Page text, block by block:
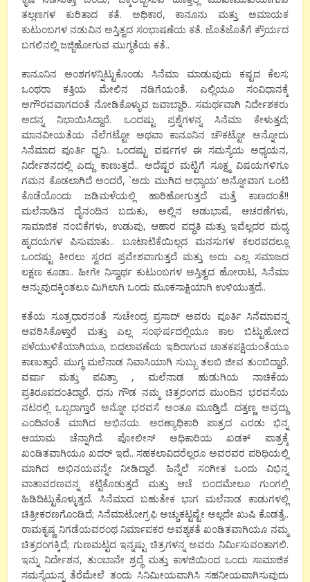
ತಲ್ಲಣಗಳ ಕುರಿತಾದ ಕತೆ. ಅಧಿಕಾರ, ಕಾನೂನು ಮತ್ತು ಅಮಾಯಕ
ಕುಟುಂಬಗಳ ನಡುವಿನ ಅಸ್ತಿತ್ವದ ಸಂಭಾಷಣೆಯ ಕತೆ. ಜೊತೆಜೊತೆಗೆ ಕ್ರೌರ್ಯದ
ಬಗಲಿನಲ್ಲಿ ಜಜ್ಜಿಹೋಗುವ ಮುಗ್ಧತೆಯ ಕತೆ..
ಕಾನೂನಿನ ಅಂಶಗಳನ್ನಿಟ್ಟುಕೊಂಡು ಸಿನೆಮಾ ಮಾಡುವುದು ಕಷ್ಟದ ಕೆಲಸ;
ಒಂಥರಾ ಕತ್ತಿಯ ಮೇಲಿನ ನಡಿಗೆಯಂತೆ. ಎಲ್ಲಿಯೂ ಸಂವಿಧಾನಕ್ಕೆ
ಅಗೌರವವಾಗದಂತೆ ನೋಡಿಕೊಳ್ಳುವ ಜವಾಬ್ದಾರಿ.. ಸಮರ್ಥವಾಗಿ ನಿರ್ದೇಶಕರು
ಅದನ್ನ ನಿಭಾಯಿಸಿದ್ದಾರೆ. ಒಂದಷ್ಟು ಪ್ರಶ್ನೆಗಳನ್ನ ಸಿನೆಮಾ ಕೇಳುತ್ತದೆ;
ಮಾನವೀಯತೆಯ ನೆಲೆಗಟ್ಟೋ ಅಥವಾ ಕಾನೂನಿನ ಚೌಕಟ್ಟೋ ಅನ್ನೋದು
ಸಿನೆಮಾದ ಪೂರ್ತಿ ಧ್ವನಿ.. ಒಂದಷ್ಟು ವರ್ಷಗಳ ಈ ಸಮಸ್ಯೆಯ ಅಧ್ಯಯನ,
ನಿರ್ದೇಶನದಲ್ಲಿ ಎದ್ದು ಕಾಣುತ್ತದೆ.. ಅದೆಷ್ಟರ ಮಟ್ಟಿಗೆ ಸೂಕ್ಷ್ಮ ವಿಷಯಗಳಿಗೂ
ಗಮನ ಕೊಡಲಾಗಿದೆ ಅಂದರೆ, `ಅದು ಮುಗಿದ ಅಧ್ಯಾಯ’ ಅನ್ನೋವಾಗ ಒಂಟಿ
ಕೊಡೆಯೊಂದು ಜಡಿಮಳೆಯಲ್ಲಿ ಹಾರಿಹೋಗುತ್ತದೆ ಮತ್ತೆ ಕಾಣದಂತೆ!!
ಮಲೆನಾಡಿನ ದೈನಂದಿನ ಬದುಕು, ಅಲ್ಲಿನ ಆಡುಭಾಷೆ, ಆಚರಣೆಗಳು,
ಸಾಮಾಜಿಕ ನಂಬಿಕೆಗಳು, ಉಡುಪು, ಆಹಾರ ಪದ್ಧತಿ ಮತ್ತು ಇವೆಲ್ಲದರ ಮಧ್ಯ
ಹೃದಯಗಳ ಪಿಸುಮಾತು.. ಬೂಟಾಟಿಕೆಯಿಲ್ಲದ ಮನಸುಗಳ ಕಲರವದಲ್ಲೂ
ಒಂದಷ್ಟು ಕೀರಲು ಸ್ವರದ ಪ್ರವೇಶವಾಗುತ್ತದೆ ಮತ್ತು ಅದು ಎಲ್ಲ ಸಮಾಜದ
ಲಕ್ಷಣ ಕೂಡಾ.. ಹೀಗೇ ನಿಸ್ವಾರ್ಥ ಕುಟುಂಬಗಳ ಅಸ್ತಿತ್ವದ ಹೋರಾಟ, ಸಿನೆಮಾ
ಅನ್ನುವುದಕ್ಕಿಂತಲೂ ಮಿಗಿಲಾಗಿ ಒಂದು ಮೂಕಸಾಕ್ಷಿಯಾಗಿ ಉಳಿಯುತ್ತದೆ..
ಕತೆಯ ಸೂತ್ರಧಾರನಂತೆ ಸುಚೇಂದ್ರ ಪ್ರಸಾದ್ ಅವರು ಪೂರ್ತಿ ಸಿನೆಮಾವನ್ನ
ಆವರಿಸಿಕೊಳ್ತಾರೆ ಮತ್ತು ಎಲ್ಲ ಸಂಘರ್ಷದಲ್ಲಿಯೂ ಕಾಲ ಬಿಟ್ಟುಹೋದ
ಪಳೆಯುಳಿಕೆಯಾಗಿಯೂ, ಬದಲಾವಣೆಯ ಇದಿರಾಗುವ ಚಾತಕಪಕ್ಷಿಯಂತೆಯೂ
ಕಾಣುತ್ತಾರೆ. ಮುಗ್ಧ ಮಲೆನಾಡ ನಿವಾಸಿಯಾಗಿ ಸುಬ್ಬು ತಲಬಿ ಜೀವ ತುಂಬಿದ್ದಾರೆ.
ವರ್ಷಾ ಮತ್ತು ಪವಿತ್ರಾ , ಮಲೆನಾಡ ಹುಡುಗಿಯ ನಾಚಿಕೆಯ
ಪ್ರತಿರೂಪದಂತಿದ್ದಾರೆ. ಧನು ಗೌಡ ನಮ್ಮ ಚಿತ್ರರಂಗದ ಮುಂದಿನ ಭರವಸೆಯ
ನಟರಲ್ಲಿ ಒಬ್ಬರಾಗ್ತಾರೆ ಅನ್ನೋ ಭರವಸೆ ಅಂತೂ ಮೂಡ್ತಿದೆ. ದತ್ತಣ್ಣ ಅವ್ರದ್ದು
ಎಂದಿನಂತೆ ಮಾಗಿದ ಅಭಿನಯ. ಅರಣ್ಯಾಧಿಕಾರಿ ಪಾತ್ರದ ಎರಡು ಭಿನ್ನ‌
ಆಯಾಮ ಚೆನ್ನಾಗಿದೆ. ಪೋಲೀಸ್ ಅಧಿಕಾರಿಯ ಖಡಕ್ ಪಾತ್ರಕ್ಕೆ
ಖಂಡಿತವಾಗಿಯೂ ಖದರ್ ಇದೆ.. ಸಹಕಲಾವಿದರೆಲ್ಲರೂ ಅವರವರ ಪರಿಧಿಯಲ್ಲಿ
ಮಾಗಿದ ಅಭಿನಯವನ್ನೇ ನೀಡಿದ್ದಾರೆ. ಹಿನ್ನೆಲೆ ಸಂಗೀತ ಒಂದು ವಿಭಿನ್ನ
ವಾತಾವರಣವನ್ನ ಕಟ್ಟಿಕೊಡುತ್ತದೆ ಮತ್ತು ಆಚೆ ಬಂದಮೇಲೂ ಗುಂಗಲ್ಲಿ
ಹಿಡಿದಿಟ್ಟುಕೊಳ್ಳುತ್ತದೆ. ಸಿನೆಮಾದ ಬಹುತೇಕ ಭಾಗ ಮಲೆನಾಡ ಕಾಡುಗಳಲ್ಲಿ
ಚಿತ್ರೀಕರಣಗೊಂಡಿದೆ; ಸಿನೆಮಾಟೋಗ್ರಫಿ ಅಚ್ಚುಕಟ್ಟಷ್ಟೇ ಅಲ್ಲದೇ ಖುಷಿ ಕೊಡತ್ತೆ..
ರಾಮಕೃಷ್ಣ ನಿಗಡೆಯವರಂಥ ನಿರ್ಮಾಪಕರ ಅವಶ್ಯಕತೆ ಖಂಡಿತವಾಗಿಯೂ ನಮ್ಮ
ಚಿತ್ರರಂಗಕ್ಕಿದೆ; ಗುಣಮಟ್ಟದ ಇನ್ನಷ್ಟು ಚಿತ್ರಗಳನ್ನ ಅವರು ನಿರ್ಮಿಸುವಂತಾಗಲಿ.
ಇನ್ನು ನಿರ್ದೇಶನ, ತುಂಬಾನೇ ಶ್ರದ್ಧೆ ಮತ್ತು ಕಾಳಜಿಯಿಂದ ಒಂದು ಸಾಮಾಜಿಕ
ಸಮಸ್ಯೆಯನ್ನ ತೆರೆಮೇಲೆ ತಂದು ಸಿನಿಮೀಯವಾಗಿಸಿ ಸಹನೀಯವಾಗಿಸುವುದು